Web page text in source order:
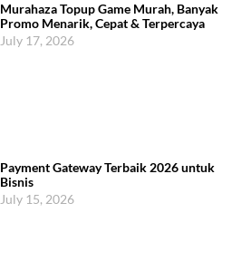
Murahaza Topup Game Murah, Banyak
Promo Menarik, Cepat & Terpercaya
July 17, 2026
Payment Gateway Terbaik 2026 untuk
Bisnis
July 15, 2026